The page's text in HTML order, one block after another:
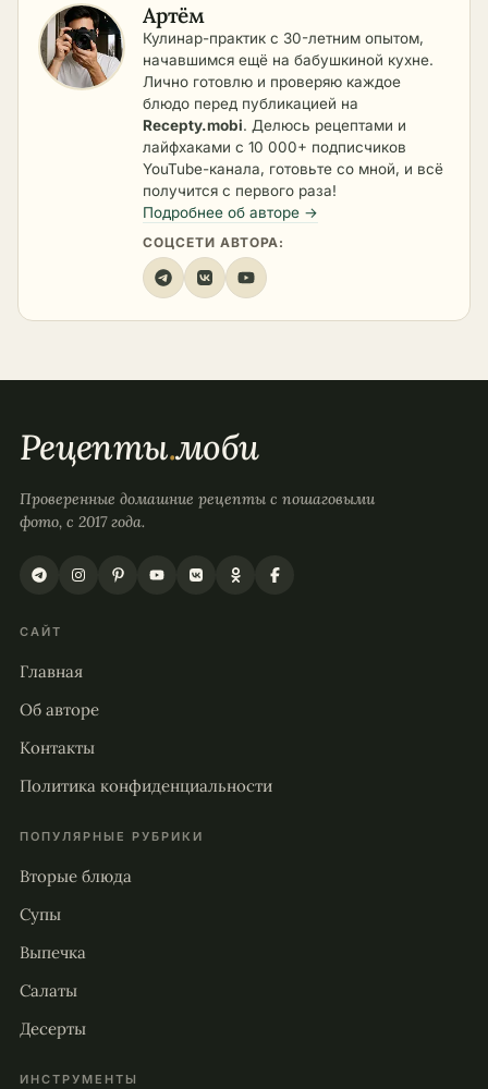
Артём
Кулинар-практик с 30-летним опытом,
начавшимся ещё на бабушкиной кухне.
Лично готовлю и проверяю каждое
блюдо перед публикацией на
Recepty.mobi. Делюсь рецептами и
лайфхаками с 10 000+ подписчиков
YouTube-канала, готовьте со мной, и всё
получится с первого раза!
Подробнее об авторе →
СОЦСЕТИ АВТОРА:
Рецепты.моби
Проверенные домашние рецепты с пошаговыми
фото, с 2017 года.
САЙТ
Главная
Об авторе
Контакты
Политика конфиденциальности
ПОПУЛЯРНЫЕ РУБРИКИ
Вторые блюда
Супы
Выпечка
Салаты
Десерты
ИНСТРУМЕНТЫ